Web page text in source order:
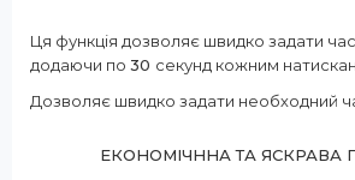
Ця функція дозволяє швидко задати
додаючи по 30 секунд кожним
Дозволяє швидко задати необходний
ЕКОНОМІЧННА ТА ЯСКРАВА